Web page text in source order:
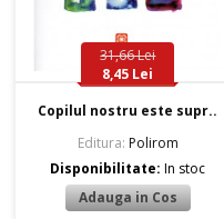
31,66 Lei
8,45 Lei
Copilul nostru este supr..
Editura: Polirom
Disponibilitate:In stoc